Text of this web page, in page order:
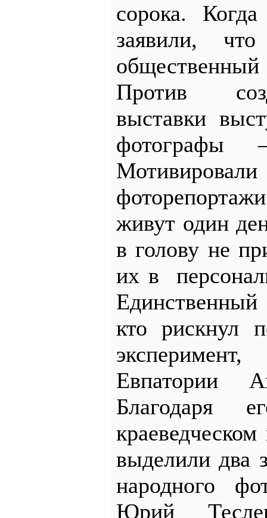
сорока.
заявили,
Против
выставки
фотографы
живут один
в голову не
их в
кто рискнул
Евпатории
Благодаря
выделили два
народного
Юрий